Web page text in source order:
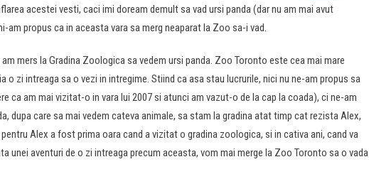
acestei vesti, caci imi doream demult sa vad ursi panda (dar nu am mai avut
am propus ca in aceasta vara sa merg neaparat la Zoo sa-i vad.
mers la Gradina Zoologica sa vedem ursi panda. Zoo Toronto este cea mai mare
o zi intreaga sa o vezi in intregime. Stiind ca asa stau lucrurile, nici nu ne-am propus sa
ca am mai vizitat-o in vara lui 2007 si atunci am vazut-o de la cap la coada), ci ne-am
dupa care sa mai vedem cateva animale, sa stam la gradina atat timp cat rezista Alex,
Alex a fost prima oara cand a vizitat o gradina zoologica, si in cativa ani, cand va
unei aventuri de o zi intreaga precum aceasta, vom mai merge la Zoo Toronto sa o vada